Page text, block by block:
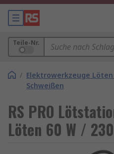
Teile-Nr.
/ Elektrowerkzeuge
Schweißen
RS PRO
Löten 60 W /